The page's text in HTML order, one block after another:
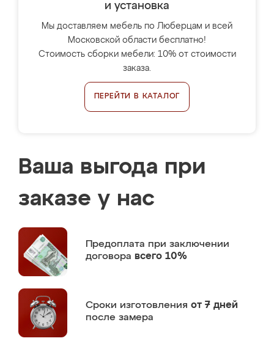
и установка
Мы доставляем мебель по Люберцам и всей
Московской области бесплатно!
Стоимость сборки мебели: 10% от стоимости
заказа.
ПЕРЕЙТИ В КАТАЛОГ
Ваша выгода при
заказе у нас
Предоплата при заключении
договора всего 10%
Сроки изготовления от 7 дней
после замера